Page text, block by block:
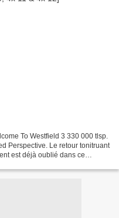
To Westfield 3 330 000 tlsp.
Perspective. Le retour tonitruant
est déjà oublié dans ce